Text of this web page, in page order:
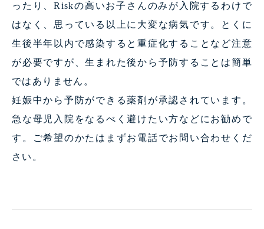
ったり、Riskの高いお子さんのみが入院するわけで
はなく、 思っている以上に大変な病気です。とくに
生後半年以内で感染すると重症化することなど注意
が必要ですが、生まれた後から予防することは簡単
ではありません。
妊娠中から予防ができる薬剤が承認されています。
急な母児入院をなるべく避けたい方などにお勧めで
す。ご希望のかたはまずお電話でお問い合わせくだ
さい。